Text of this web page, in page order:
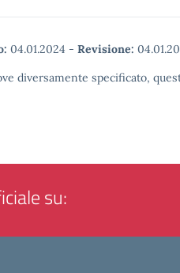
04.01.2024 - Revisione:
diversamente specificato,
su: